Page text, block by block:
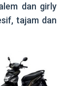
dan girly
tajam dan